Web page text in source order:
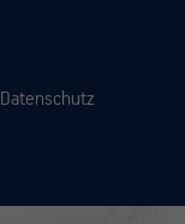
Datenschutz